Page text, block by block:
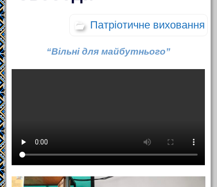
Патріотичне виховання
“Вільні для майбутнього”